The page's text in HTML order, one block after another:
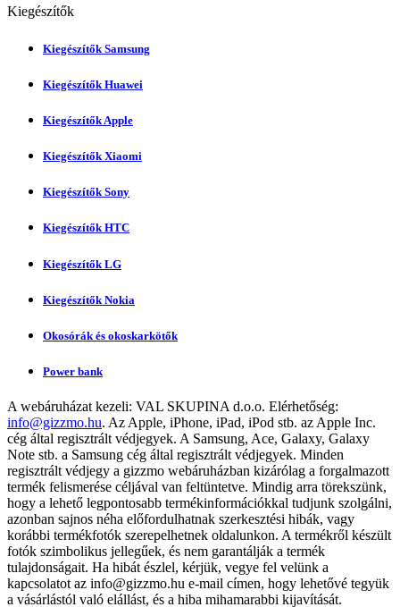
Kiegészítők
Kiegészítők Samsung
Kiegészítők Huawei
Kiegészítők Apple
Kiegészítők Xiaomi
Kiegészítők Sony
Kiegészítők HTC
Kiegészítők LG
Kiegészítők Nokia
Okosórák és okoskarkötők
Power bank
A webáruházat kezeli: VAL SKUPINA d.o.o. Elérhetőség:
info@gizzmo.hu. Az Apple, iPhone, iPad, iPod stb. az Apple Inc.
cég által regisztrált védjegyek. A Samsung, Ace, Galaxy, Galaxy
Note stb. a Samsung cég által regisztrált védjegyek. Minden
regisztrált védjegy a gizzmo webáruházban kizárólag a forgalmazott
termék felismerése céljával van feltüntetve. Mindig arra törekszünk,
hogy a lehető legpontosabb termékinformációkkal tudjunk szolgálni,
azonban sajnos néha előfordulhatnak szerkesztési hibák, vagy
korábbi termékfotók szerepelhetnek oldalunkon. A termékről készült
fotók szimbolikus jellegűek, és nem garantálják a termék
tulajdonságait. Ha hibát észlel, kérjük, vegye fel velünk a
kapcsolatot az info@gizzmo.hu e-mail címen, hogy lehetővé tegyük
a vásárlástól való elállást, és a hiba mihamarabbi kijavítását.